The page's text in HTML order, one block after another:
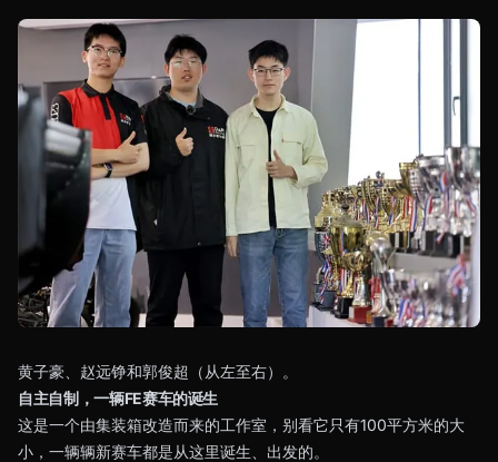
黄子豪、赵远铮和郭俊超（从左至右）。
自主自制，一辆FE赛车的诞生
这是一个由集装箱改造而来的工作室，别看它只有100平方米的大
小，一辆辆新赛车都是从这里诞生、出发的。